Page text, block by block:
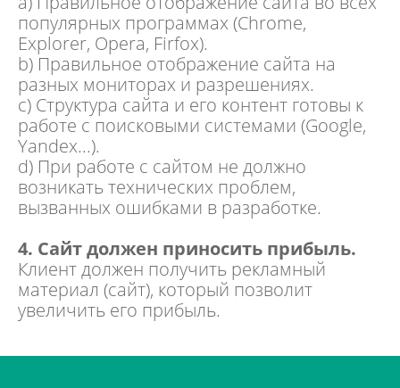
популярных программах (Chrome,
Explorer, Opera, Firfox).
b) Правильное отображение сайта на
разных мониторах и разрешениях.
c) Структура сайта и его контент готовы к
работе с поисковыми системами (Google,
Yandex...).
d) При работе с сайтом не должно
возникать технических проблем,
вызванных ошибками в разработке.
4. Сайт должен приносить прибыль.
Клиент должен получить рекламный
материал (сайт), который позволит
увеличить его прибыль.